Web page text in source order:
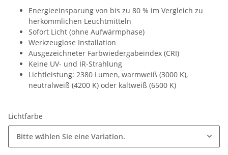
Energieeinsparung von bis zu 80 % im Vergleich zu
herkömmlichen Leuchtmitteln
Sofort Licht (ohne Aufwärmphase)
Werkzeuglose Installation
Ausgezeichneter Farbwiedergabeindex (CRI)
Keine UV- und IR-Strahlung
Lichtleistung: 2380 Lumen, warmweiß (3000 K),
neutralweiß (4200 K) oder kaltweiß (6500 K)
Lichtfarbe
Bitte wählen Sie eine Variation.